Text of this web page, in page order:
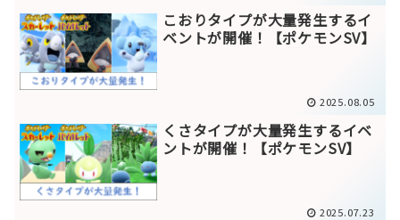
こおりタイプが大量発生するイ
ベントが開催！【ポケモンSV】
2025.08.05
くさタイプが大量発生するイベ
ントが開催！【ポケモンSV】
2025.07.23